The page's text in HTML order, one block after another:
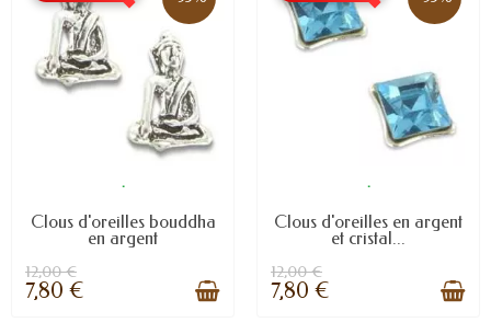
.
Clous d'oreilles bouddha
en argent
12,00 €
7,80 €
.
Clous d'oreilles en argent
et cristal...
12,00 €
7,80 €